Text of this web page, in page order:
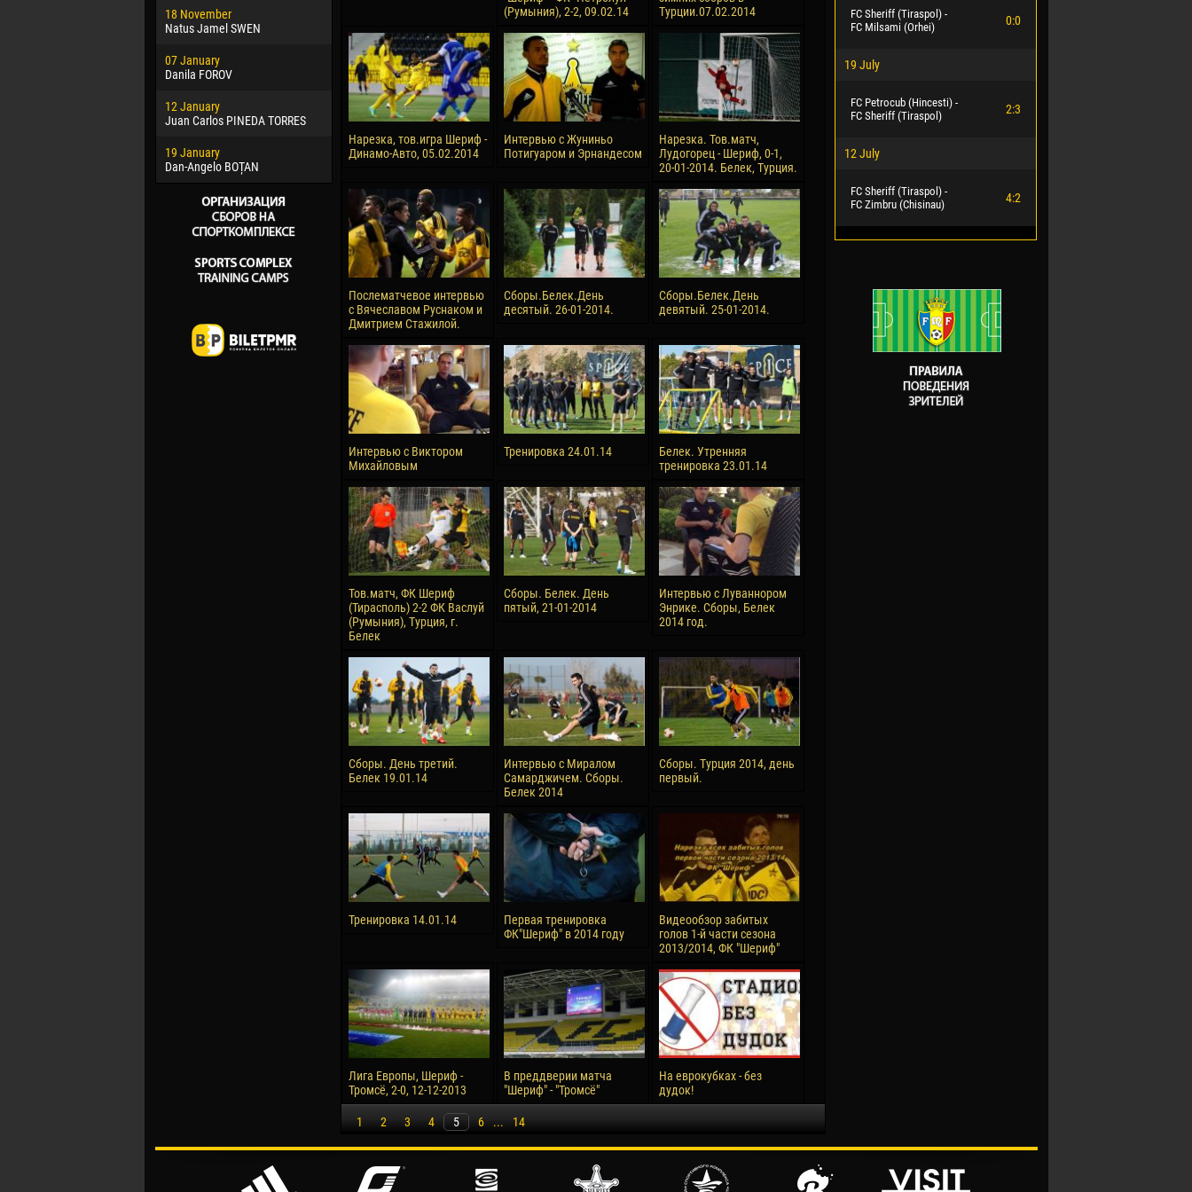
18 November
Natus Jamel SWEN
07 January
Danila FOROV
12 January
Juan Carlos PINEDA TORRES
19 January
Dan-Angelo BOȚAN
22 March
Samba KONÉ
26 March
Vitor Hugo Morais de OLIVEIRA
28 March
Raí LOPES DE OLIVEIRA
Victor CIUMAȘU
28 June
Soumaila MAGASSOUBA
10 July
Bourama FOMBA
15 July
Ivan DYULGEROV
(Румыния), 2-2, 09.02.14
Турции.07.02.2014
Нарезка, тов.игра Шериф -
Динамо-Авто, 05.02.2014
Интервью с Жуниньо
Потигуаром и Эрнандесом
Нарезка. Тов.матч,
Лудогорец - Шериф, 0-1,
20-01-2014. Белек, Турция.
Послематчевое интервью
с Вячеславом Руснаком и
Дмитрием Стажилой.
Сборы.Белек.День
десятый. 26-01-2014.
Сборы.Белек.День
девятый. 25-01-2014.
Интервью с Виктором
Михайловым
Тренировка 24.01.14
Белек. Утренняя
тренировка 23.01.14
Тов.матч, ФК Шериф
(Тирасполь) 2-2 ФК Васлуй
(Румыния), Турция, г.
Белек
Сборы. Белек. День
пятый, 21-01-2014
Интервью с Луваннором
Энрике. Сборы, Белек
2014 год.
Сборы. День третий.
Белек 19.01.14
Интервью с Миралом
Самарджичем. Сборы.
Белек 2014
Сборы. Турция 2014, день
первый.
Тренировка 14.01.14
Первая тренировка
ФК"Шериф" в 2014 году
Видеообзор забитых
голов 1-й части сезона
2013/2014, ФК "Шериф"
Лига Европы, Шериф -
Тромсё, 2-0, 12-12-2013
В преддверии матча
"Шериф" - "Тромсё"
На еврокубках - без
дудок!
1 2 3 4 5 6 ... 14
FC Sheriff (Tiraspol) -
FC Milsami (Orhei)
0:0
19 July
FC Petrocub (Hincesti) -
FC Sheriff (Tiraspol)
2:3
12 July
FC Sheriff (Tiraspol) -
FC Zimbru (Chisinau)
4:2